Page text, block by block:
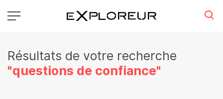
au
Résultats de votre recherche
"questions de confiance"